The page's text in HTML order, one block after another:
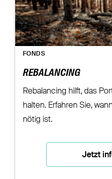
FONDS
REBALANCING
Rebalancing hilft, das
halten. Erfahren Sie,
nötig ist.
Jetzt